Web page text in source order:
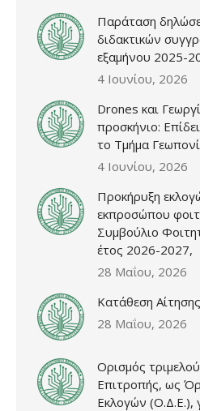
Παράταση
διδακτικών
εξαμήνου 2025-
4 Ιουνίου, 2026
Drones και
προσκήνιο:
το Τμήμα
4 Ιουνίου, 2026
Προκήρυξη
εκπροσώπου
Συμβούλιο
έτος 2026-2027,
28 Μαΐου, 2026
Κατάθεση
28 Μαΐου, 2026
Ορισμός
Επιτροπής, ως
Εκλογών (Ο.Δ.Ε.),